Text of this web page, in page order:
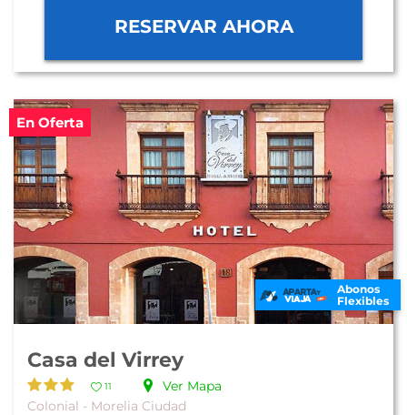
RESERVAR AHORA
En Oferta
Abonos
Flexibles
Casa del Virrey
11
Ver Mapa
Colonial - Morelia Ciudad